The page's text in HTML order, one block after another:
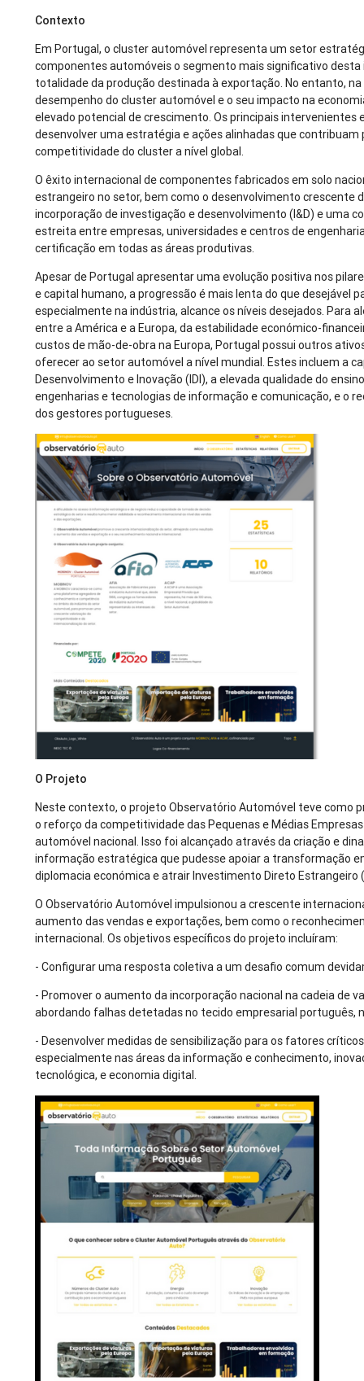
Contexto
Em Portugal, o cluster automóvel representa um setor
componentes automóveis o segmento mais significativo desta
totalidade da produção destinada à exportação. No entanto, na
desempenho do cluster automóvel e o seu impacto na
elevado potencial de crescimento. Os principais intervenientes
desenvolver uma estratégia e ações alinhadas que
competitividade do cluster a nível global.
O êxito internacional de componentes fabricados em solo
estrangeiro no setor, bem como o desenvolvimento crescente
incorporação de investigação e desenvolvimento (I&D) e uma
estreita entre empresas, universidades e centros de
certificação em todas as áreas produtivas.
Apesar de Portugal apresentar uma evolução positiva nos
e capital humano, a progressão é mais lenta do que desejável
especialmente na indústria, alcance os níveis desejados. Para
entre a América e a Europa, da estabilidade económico-
custos de mão-de-obra na Europa, Portugal possui outros
oferecer ao setor automóvel a nível mundial. Estes incluem a
Desenvolvimento e Inovação (IDI), a elevada qualidade do
engenharias e tecnologias de informação e comunicação, e o
dos gestores portugueses.
O Projeto
Neste contexto, o projeto Observatório Automóvel teve como
o reforço da competitividade das Pequenas e Médias
automóvel nacional. Isso foi alcançado através da criação e
informação estratégica que pudesse apoiar a transformação
diplomacia económica e atrair Investimento Direto Estrangeiro
O Observatório Automóvel impulsionou a crescente
aumento das vendas e exportações, bem como o
internacional. Os objetivos específicos do projeto incluíram:
- Configurar uma resposta coletiva a um desafio comum
- Promover o aumento da incorporação nacional na cadeia de
abordando falhas detetadas no tecido empresarial português,
- Desenvolver medidas de sensibilização para os fatores
especialmente nas áreas da informação e conhecimento,
tecnológica, e economia digital.